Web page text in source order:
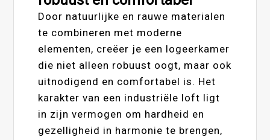
Door natuurlijke en rauwe materialen
te combineren met moderne
elementen, creëer je een logeerkamer
die niet alleen robuust oogt, maar ook
uitnodigend en comfortabel is. Het
karakter van een industriële loft ligt
in zijn vermogen om hardheid en
gezelligheid in harmonie te brengen,